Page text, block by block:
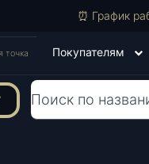
⏰ График
точка Покупателям
Поиск